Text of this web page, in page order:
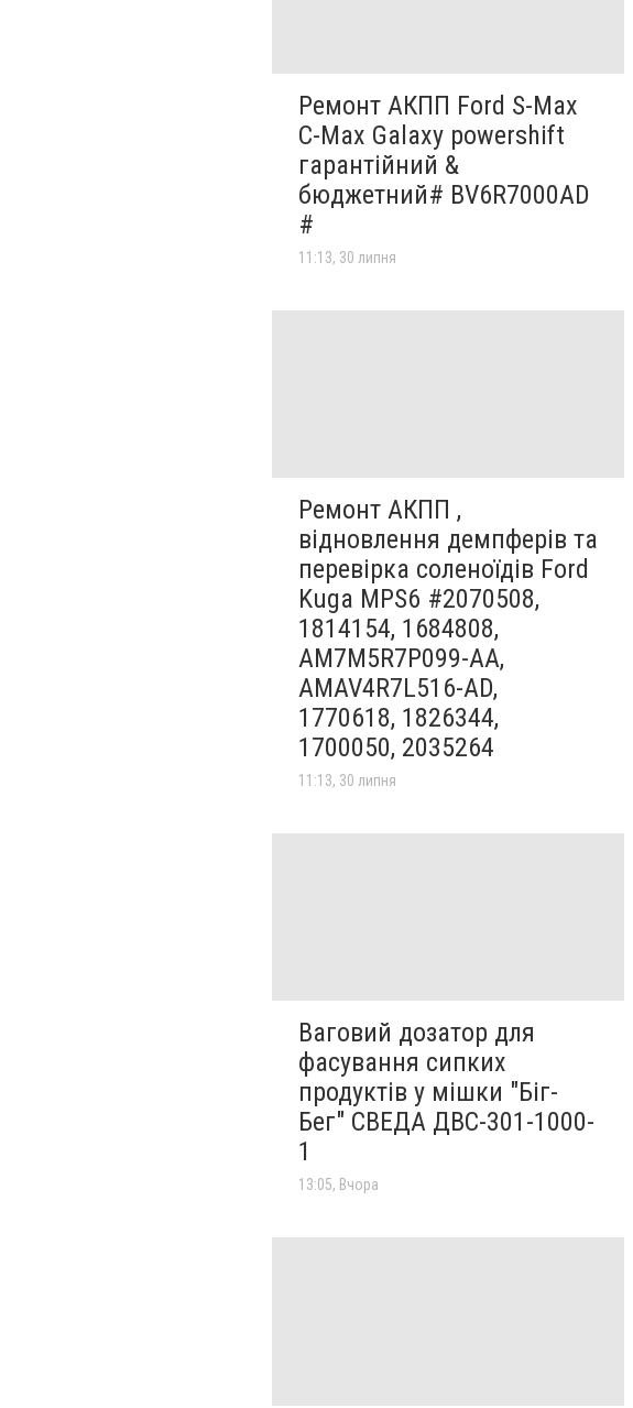
Ремонт АКПП Ford S-Max
C-Max Galaxy powershift
гарантійний &
бюджетний# BV6R7000AD
#
11:13, 30 липня
Ремонт АКПП ,
відновлення демпферів та
перевірка соленоїдів Ford
Kuga MPS6 #2070508,
1814154, 1684808,
AM7M5R7P099-AA,
AMAV4R7L516-AD,
1770618, 1826344,
1700050, 2035264
11:13, 30 липня
Ваговий дозатор для
фасування сипких
продуктів у мішки "Біг-
Бег" СВЕДА ДВС-301-1000-
1
13:05, Вчора